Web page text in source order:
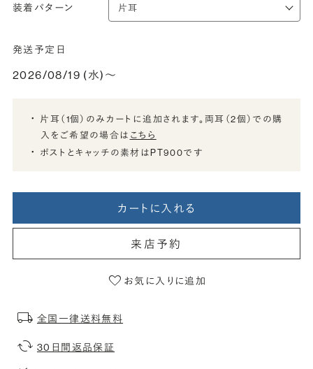
装着パターン
発送予定日
2026/08/19 (水)〜
片耳（1個）のみカートに追加されます。両耳（2個）での購
入をご希望の場合は こちら
ポストとキャッチの素材はPT900です
カートに入れる
来店予約
お気に入りに追加
全国一律送料無料
30日間返品保証